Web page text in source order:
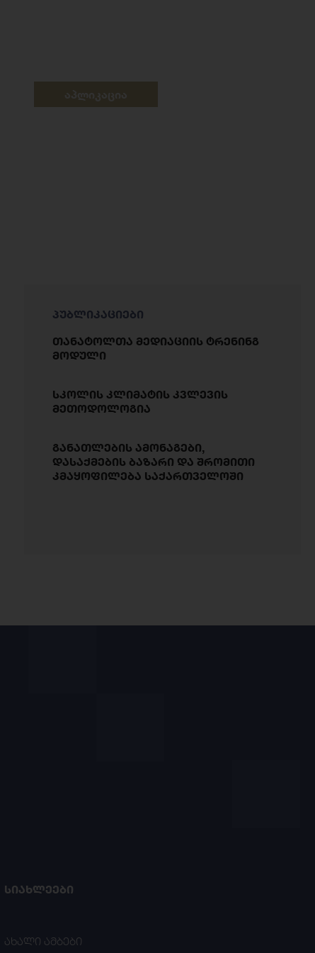
პუბლიკაციები
თანატოლთა მედიაციის ტრენინგ
მოდული
სკოლის კლიმატის კვლევის
მეთოდოლოგია
განათლების ამონაგები,
დასაქმების ბაზარი და შრომითი
კმაყოფილება საქართველოში
ᲡᲘᲐᲮᲚᲔᲔᲑᲘ
ახალი ამბები